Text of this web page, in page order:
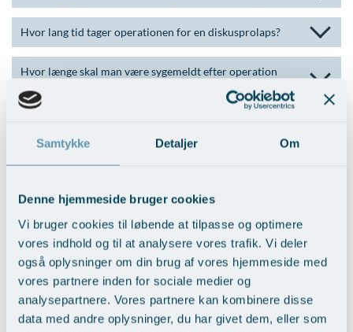
Samtykke Detaljer Om
Denne hjemmeside bruger cookies
Vi bruger cookies til løbende at tilpasse og optimere
vores indhold og til at analysere vores trafik. Vi deler
også oplysninger om din brug af vores hjemmeside med
vores partnere inden for sociale medier og
analysepartnere. Vores partnere kan kombinere disse
data med andre oplysninger, du har givet dem, eller som
Hvor lang tid tager operationen for en diskusprolaps?
Hvor længe skal man være sygemeldt efter operation
Hvor lang tid tager det at komme sig efter en
diskusprolaps operation?
Hvad må man ikke gøre efter en diskusprolaps
operation?
Kan man få en ny diskusprolaps efter operation?